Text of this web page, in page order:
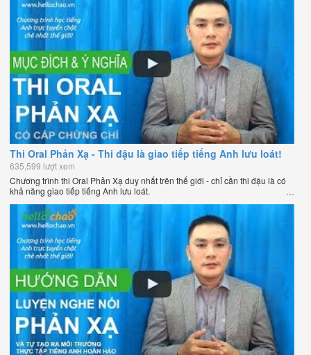
Thi Oral Phản Xạ - Thi đậu là giao tiếp tiếng Anh lưu loát!
635,599 lượt xem
Chương trình thi Oral Phản Xạ duy nhất trên thế giới - chỉ cần thi đậu là có
khả năng giao tiếp tiếng Anh lưu loát.